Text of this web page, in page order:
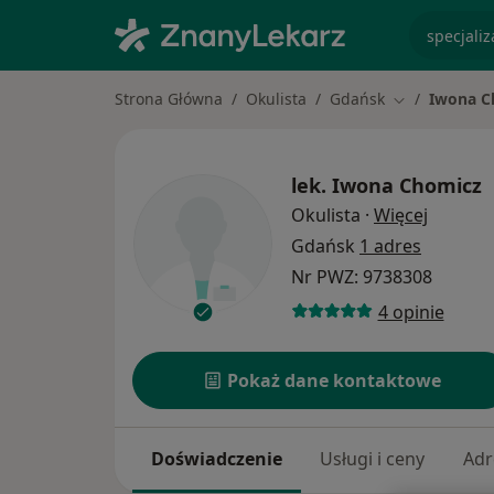
Strona Główna Okulista Gdańsk Zmień miasto
Iwona
lek. Iwona Chomicz
Okulista · Więcej
Gdańsk 1 adres
Nr PWZ: 9738308
4 opinie
Pokaż dane kontaktowe
Doświadczenie Usługi i ceny